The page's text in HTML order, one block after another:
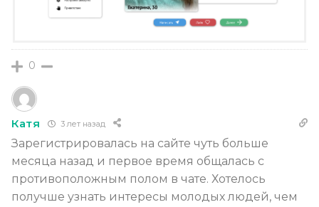
0
Катя 3 лет назад
Зарегистрировалась на сайте чуть больше
месяца назад и первое время общалась с
противоположным полом в чате. Хотелось
получше узнать интересы молодых людей, чем